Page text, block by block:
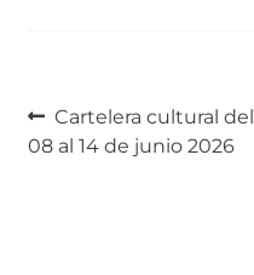
Navegación
de
Anterior:
Cartelera cultural del
08 al 14 de junio 2026